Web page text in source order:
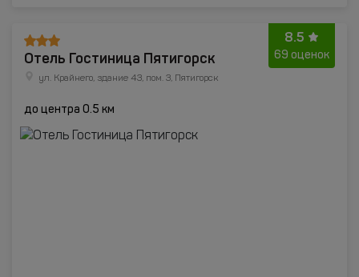
8.5
69 оценок
Отель Гостиница Пятигорск
ул. Крайнего, здание 43, пом. 3, Пятигорск
до центра 0.5 км